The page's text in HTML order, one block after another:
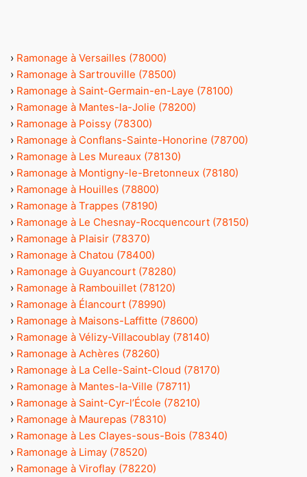
› Ramonage à Versailles (78000)
› Ramonage à Sartrouville (78500)
› Ramonage à Saint-Germain-en-Laye (78100)
› Ramonage à Mantes-la-Jolie (78200)
› Ramonage à Poissy (78300)
› Ramonage à Conflans-Sainte-Honorine (78700)
› Ramonage à Les Mureaux (78130)
› Ramonage à Montigny-le-Bretonneux (78180)
› Ramonage à Houilles (78800)
› Ramonage à Trappes (78190)
› Ramonage à Le Chesnay-Rocquencourt (78150)
› Ramonage à Plaisir (78370)
› Ramonage à Chatou (78400)
› Ramonage à Guyancourt (78280)
› Ramonage à Rambouillet (78120)
› Ramonage à Élancourt (78990)
› Ramonage à Maisons-Laffitte (78600)
› Ramonage à Vélizy-Villacoublay (78140)
› Ramonage à Achères (78260)
› Ramonage à La Celle-Saint-Cloud (78170)
› Ramonage à Mantes-la-Ville (78711)
› Ramonage à Saint-Cyr-l’École (78210)
› Ramonage à Maurepas (78310)
› Ramonage à Les Clayes-sous-Bois (78340)
› Ramonage à Limay (78520)
› Ramonage à Viroflay (78220)